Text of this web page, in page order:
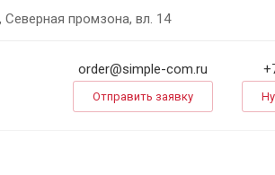
Северная промзона, вл. 14
order@simple-com.ru
Отправить заявку